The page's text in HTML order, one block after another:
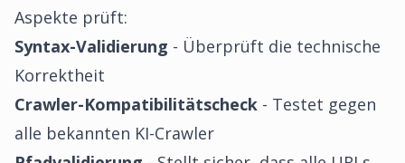
Aspekte prüft:
Syntax-Validierung - Überprüft die technische
Korrektheit
Crawler-Kompatibilitätscheck - Testet gegen
alle bekannten KI-Crawler